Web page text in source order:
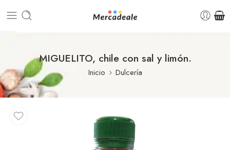
MIGUELITO, chile con sal y limón.
Inicio Dulcería